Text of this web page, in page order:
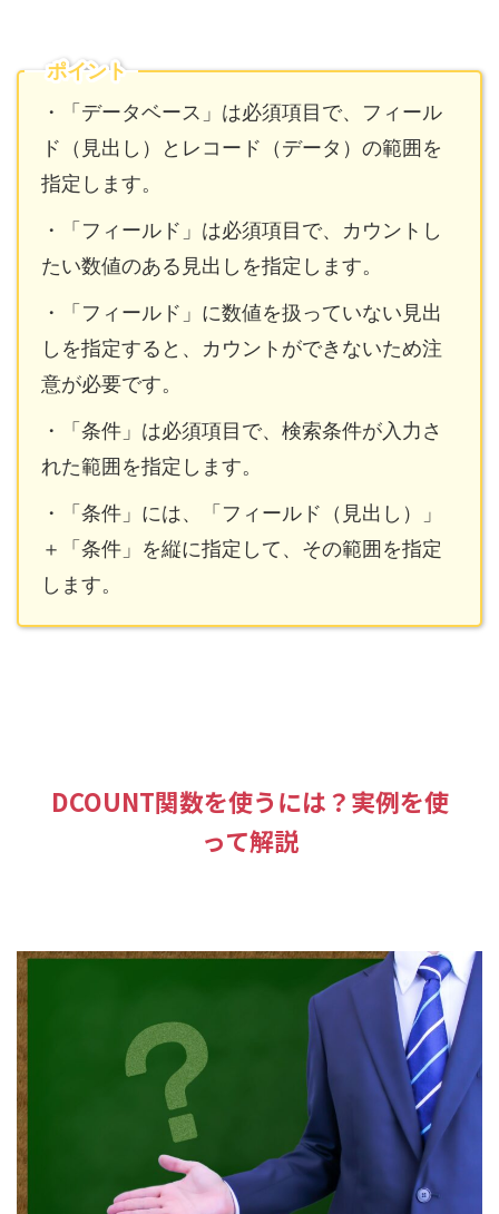
ポイント
・「データベース」は必須項目で、フィール
ド（見出し）とレコード（データ）の範囲を
指定します。
・「フィールド」は必須項目で、カウントし
たい数値のある見出しを指定します。
・「フィールド」に数値を扱っていない見出
しを指定すると、カウントができないため注
意が必要です。
・「条件」は必須項目で、検索条件が入力さ
れた範囲を指定します。
・「条件」には、「フィールド（見出し）」
＋「条件」を縦に指定して、その範囲を指定
します。
DCOUNT関数を使うには？実例を使
って解説